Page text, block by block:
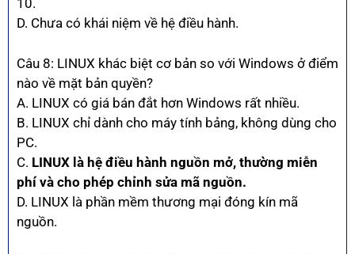
10.
D. Chưa có khái niệm về hệ điều hành.
Câu 8: LINUX khác biệt cơ bản so với Windows ở điểm
nào về mặt bản quyền?
A. LINUX có giá bán đắt hơn Windows rất nhiều.
B. LINUX chỉ dành cho máy tính bảng, không dùng cho
PC.
C. LINUX là hệ điều hành nguồn mở, thường miễn
phí và cho phép chỉnh sửa mã nguồn.
D. LINUX là phần mềm thương mại đóng kín mã
nguồn.